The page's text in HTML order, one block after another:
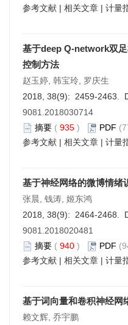
参考文献 | 相关文章 | 计量
基于deep Q-network双
控制方法
赵玉婷, 韩宝玲, 罗庆生
2018, 38(9): 2459-2463.
9081.2018030714
摘要 ( 935 ) PDF
参考文献 | 相关文章 | 计量
基于神经网络的微博情绪
张晨, 钱涛, 姬东鸿
2018, 38(9): 2464-2468.
9081.2018020481
摘要 ( 940 ) PDF
参考文献 | 相关文章 | 计量
基于词向量和卷积神经网
赖文辉, 乔宇鹏